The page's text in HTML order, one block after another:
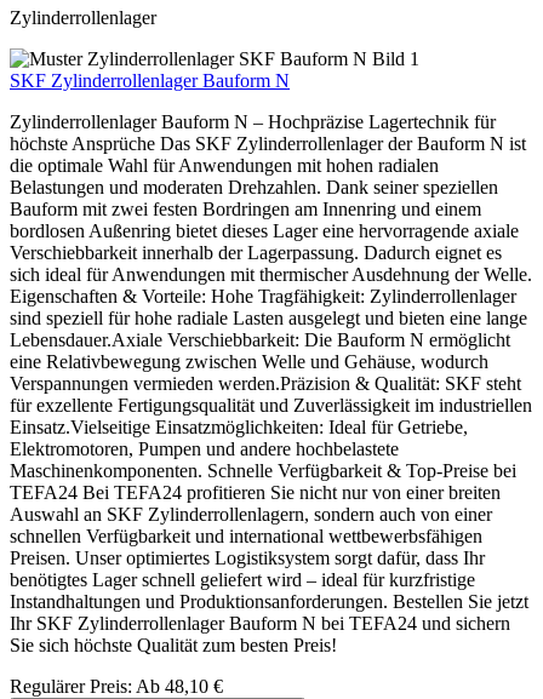
Zylinderrollenlager
SKF Zylinderrollenlager Bauform N
Zylinderrollenlager Bauform N – Hochpräzise Lagertechnik für
höchste Ansprüche Das SKF Zylinderrollenlager der Bauform N ist
die optimale Wahl für Anwendungen mit hohen radialen
Belastungen und moderaten Drehzahlen. Dank seiner speziellen
Bauform mit zwei festen Bordringen am Innenring und einem
bordlosen Außenring bietet dieses Lager eine hervorragende axiale
Verschiebbarkeit innerhalb der Lagerpassung. Dadurch eignet es
sich ideal für Anwendungen mit thermischer Ausdehnung der Welle.
Eigenschaften & Vorteile: Hohe Tragfähigkeit: Zylinderrollenlager
sind speziell für hohe radiale Lasten ausgelegt und bieten eine lange
Lebensdauer.Axiale Verschiebbarkeit: Die Bauform N ermöglicht
eine Relativbewegung zwischen Welle und Gehäuse, wodurch
Verspannungen vermieden werden.Präzision & Qualität: SKF steht
für exzellente Fertigungsqualität und Zuverlässigkeit im industriellen
Einsatz.Vielseitige Einsatzmöglichkeiten: Ideal für Getriebe,
Elektromotoren, Pumpen und andere hochbelastete
Maschinenkomponenten. Schnelle Verfügbarkeit & Top-Preise bei
TEFA24 Bei TEFA24 profitieren Sie nicht nur von einer breiten
Auswahl an SKF Zylinderrollenlagern, sondern auch von einer
schnellen Verfügbarkeit und international wettbewerbsfähigen
Preisen. Unser optimiertes Logistiksystem sorgt dafür, dass Ihr
benötigtes Lager schnell geliefert wird – ideal für kurzfristige
Instandhaltungen und Produktionsanforderungen. Bestellen Sie jetzt
Ihr SKF Zylinderrollenlager Bauform N bei TEFA24 und sichern
Sie sich höchste Qualität zum besten Preis!
Regulärer Preis: Ab 48,10 €